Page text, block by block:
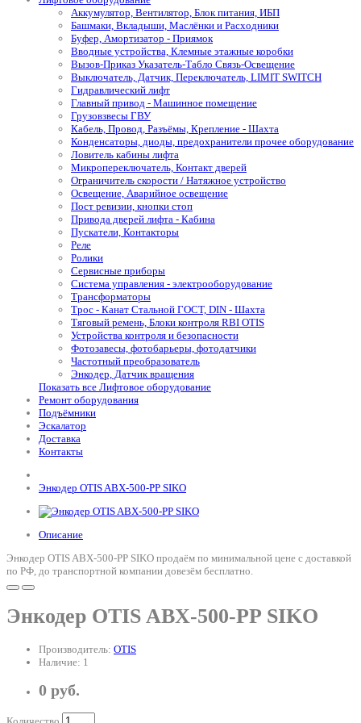
Аккумулятор, Вентилятор, Блок питания, ИБП
Башмаки, Вкладыши, Маслёнки и Расходники
Буфер, Амортизатор - Приямок
Вводные устройства, Клемные этажные коробки
Вызов-Приказ Указатель-Табло Связь-Освещение
Выключатель, Датчик, Переключатель, LIMIT SWITCH
Гидравлический лифт
Главный привод - Машинное помещение
Грузовзвесы ГВУ
Кабель, Провод, Разъёмы, Крепление - Шахта
Конденсаторы, диоды, предохранители прочее оборудование
Ловитель кабины лифта
Микропереключатель, Контакт дверей
Ограничитель скорости / Натяжное устройство
Освещение, Аварийное освещение
Пост ревизии, кнопки стоп
Привода дверей лифта - Кабина
Пускатели, Контакторы
Реле
Ролики
Сервисные приборы
Система управления - электрооборудование
Трансформаторы
Трос - Канат Стальной ГОСТ, DIN - Шахта
Тяговый ремень, Блоки контроля RBI OTIS
Устройства контроля и безопасности
Фотозавесы, фотобарьеры, фотодатчики
Частотный преобразователь
Энкодер, Датчик вращения
Показать все Лифтовое оборудование
Ремонт оборудования
Подъёмники
Эскалатор
Доставка
Контакты
Энкодер OTIS ABX-500-PP SIKO
Описание
Энкодер OTIS ABX-500-PP SIKO продаём по минимальной цене с доставкой
по РФ, до транспортной компании довезём бесплатно.
Энкодер OTIS ABX-500-PP SIKO
Производитель: OTIS
Наличие: 1
0 руб.